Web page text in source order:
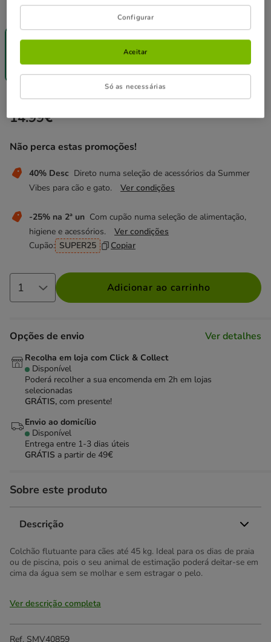
Tamanho:135 x 98 x 15 cm Guia de tamanhos
135 x 98 x 15
40% Desc.
Não perca estas promoções!
40% Desc Direto numa seleção de acessórios da Summer
Vibes para cão e gato.
Ver condições
-25% na 2ª un Com cupão numa seleção de alimentação,
higiene e acessórios.
Ver condições
Cupão: SUPER25 Copiar
Preço anterior 24.99€, Está a poupar 40%, Preço Final
24.99€ Economize 40%
14.99€
Adicionar ao carrinho
Opções de envio Ver detalhes
Recolha em loja com Click & Collect
Disponível
Poderá recolher a sua encomenda em 2h em lojas
selecionadas
GRÁTIS, com presente!
Envio ao domicílio
Disponível
Entrega entre 1-3 dias úteis
GRÁTIS a partir de 49€
Sobre este produto
Descrição
Colchão flutuante para cães até 45 kg. Ideal para os dias de praia
ou de piscina, pois o seu animal de estimação poderá deitar-se em
cima da água sem se molhar e sem estragar o pelo.
Ver descrição completa
Ref. SMV40859
Configurar
Só as necessárias
Aceitar